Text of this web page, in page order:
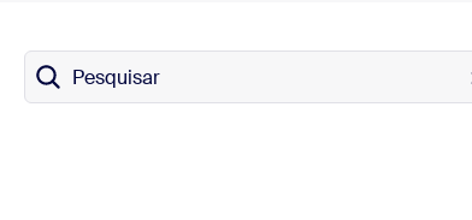
Pesquisar